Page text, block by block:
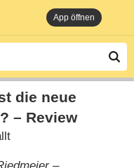
App öffnen
die neue
– Review